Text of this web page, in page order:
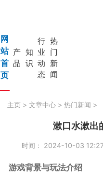
网
站
首
页
产
品
知
识
行
业
动
态
热
门
新
闻
主页 > 文章中心 > 热门新闻 >
漱口水漱出
时间： 2024-10-03
游戏背景与玩法介绍